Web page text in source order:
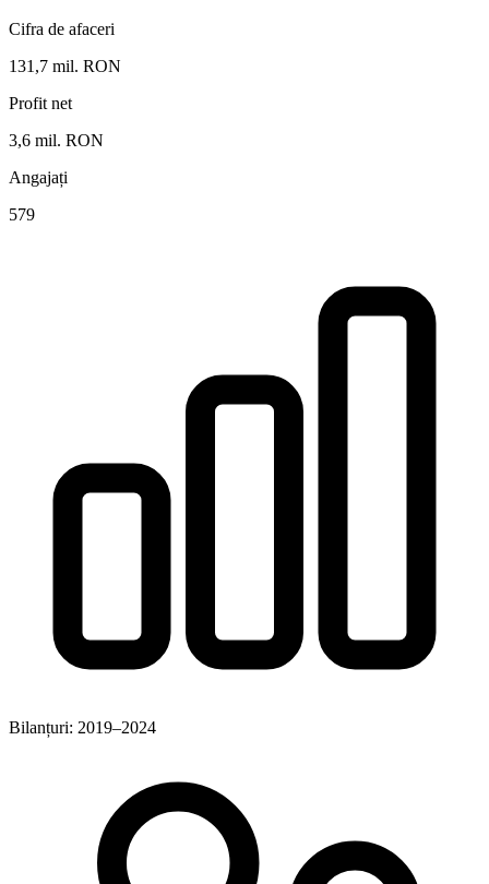
Cifra de afaceri
131,7 mil. RON
Profit net
3,6 mil. RON
Angajați
579
Bilanțuri: 2019–2024